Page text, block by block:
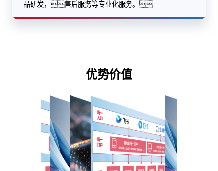
品研发，售后服务等专业化服务。
优势价值